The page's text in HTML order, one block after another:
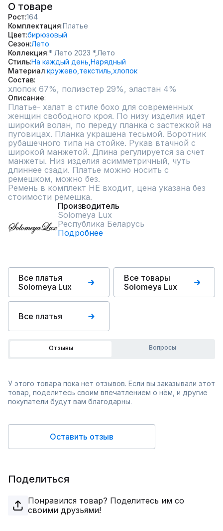
О товаре
Рост 164
Комплектация Платье
Цвет бирюзовый
Сезон Лето
Коллекция * Лето 2023 *, Лето
СтильНа каждый день, Нарядный
Материал кружево, текстиль, хлопок
Состав
хлопок 67%, полиэстер 29%, эластан 4%
Описание
Платье- халат в стиле бохо для современных
женщин свободного кроя. По низу изделия идет
широкий волан, по переду планка с застежкой на
пуговицах. Планка украшена тесьмой. Воротник
рубашечного типа на стойке. Рукав втачной с
широкой манжетой. Длина регулируется за счет
манжеты. Низ изделия асимметричный, чуть
длиннее сзади. Платье можно носить с
ремешком, можно без.
Ремень в комплект НЕ входит, цена указана без
стоимости ремешка.
Производитель
Solomeya Lux
Республика Беларусь
Подробнее
Все платья
Solomeya Lux
Все товары
Solomeya Lux
Все платья
Отзывы Вопросы
У этого товара пока нет отзывов. Если вы заказывали этот
товар, поделитесь своим впечатлением о нём, и другие
покупатели будут вам благодарны.
Оставить отзыв
Поделиться
Понравился товар? Поделитесь им со
своими друзьями!